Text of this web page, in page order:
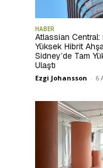
HABER
Atlassian Central:
Yüksek Hibrit
Sidney’de Tam
Ulaştı
Ezgi Johansson - 6